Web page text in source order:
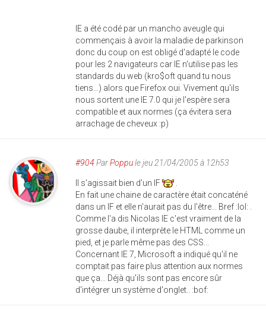
IE a été codé par un mancho aveugle qui
commençais à avoir la maladie de parkinson
donc du coup on est obligé d'adapté le code
pour les 2 navigateurs car IE n'utilise pas les
standards du web (kro$oft quand tu nous
tiens...) alors que Firefox oui. Vivement qu'ils
nous sortent une IE 7.0 qui je l'espère sera
compatible et aux normes (ça évitera sera
arrachage de cheveux :p)
#904 ParPoppule jeu 21/04/2005 à 12h53
Il s'agissait bien d'un IF
En fait une chaine de caractère était concaténé
dans un IF et elle n'aurait pas du l'être... Bref :lol: .
Comme l'a dis Nicolas IE c'est vraiment de la
grosse daube, il interprète le HTML comme un
pied, et je parle même pas des CSS...
Concernant IE 7, Microsoft a indiqué qu'il ne
comptait pas faire plus attention aux normes
que ça... Déjà qu'ils sont pas encore sûr
d'intégrer un système d'onglet.. :bof: